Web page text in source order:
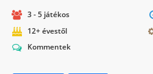
3 - 5 játékos
12+ évestől
Kommentek